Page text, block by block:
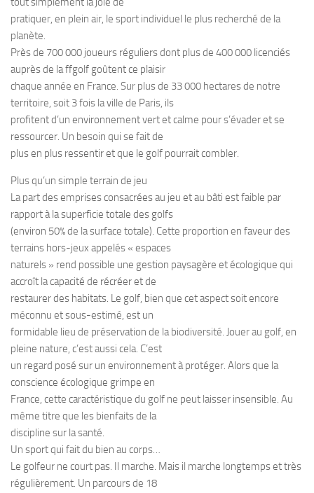
pratiquer, en plein air, le sport individuel le plus recherché de la
planète.
Près de 700 000 joueurs réguliers dont plus de 400 000 licenciés
auprès de la ffgolf goûtent ce plaisir
chaque année en France. Sur plus de 33 000 hectares de notre
territoire, soit 3 fois la ville de Paris, ils
profitent d’un environnement vert et calme pour s’évader et se
ressourcer. Un besoin qui se fait de
plus en plus ressentir et que le golf pourrait combler.
Plus qu’un simple terrain de jeu
La part des emprises consacrées au jeu et au bâti est faible par
rapport à la superficie totale des golfs
(environ 50% de la surface totale). Cette proportion en faveur des
terrains hors-jeux appelés « espaces
naturels » rend possible une gestion paysagère et écologique qui
accroît la capacité de récréer et de
restaurer des habitats. Le golf, bien que cet aspect soit encore
méconnu et sous-estimé, est un
formidable lieu de préservation de la biodiversité. Jouer au golf, en
pleine nature, c’est aussi cela. C’est
un regard posé sur un environnement à protéger. Alors que la
conscience écologique grimpe en
France, cette caractéristique du golf ne peut laisser insensible. Au
même titre que les bienfaits de la
discipline sur la santé.
Un sport qui fait du bien au corps…
Le golfeur ne court pas. Il marche. Mais il marche longtemps et très
régulièrement. Un parcours de 18